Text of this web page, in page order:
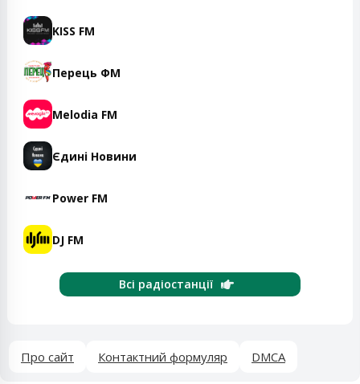
KISS FM
Перець ФМ
Melodia FM
Єдині Новини
Power FM
DJ FM
Всі радіостанції
Про сайт Контактний формуляр DMCA